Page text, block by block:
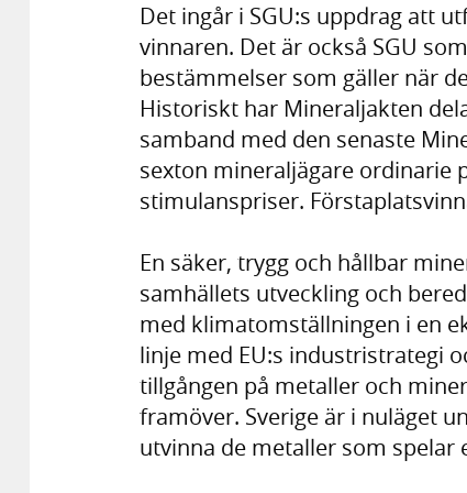
Det ingår i SGU:s uppdrag att
vinnaren. Det är också SGU
bestämmelser som gäller när
Historiskt har Mineraljakten
samband med den senaste
sexton mineraljägare ordinarie
stimulanspriser.
En säker, trygg och hållbar
samhällets utveckling och
med klimatomställningen i en
linje med EU:s industristrategi
tillgången på metaller och
framöver. Sverige är i nuläget
utvinna de metaller som spelar